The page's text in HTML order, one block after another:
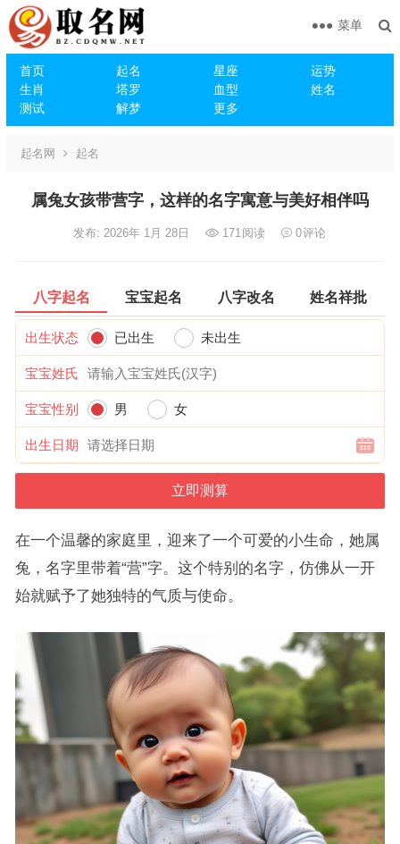
首页 起名 星座
运势
生肖
塔罗 血型
姓名
测试
解梦 更多
菜单
起名网 起名
属兔女孩带营字，这样的名字寓意与美好相伴吗
发布: 2026年 1月 28日 171阅读 0评论
八字起名 宝宝起名 八字改名 姓名祥批
出生状态 已出生 未出生
宝宝姓氏
宝宝性别 男 女
出生日期
在一个温馨的家庭里，迎来了一个可爱的小生命，她属
兔，名字里带着“营”字。这个特别的名字，仿佛从一开
始就赋予了她独特的气质与使命。